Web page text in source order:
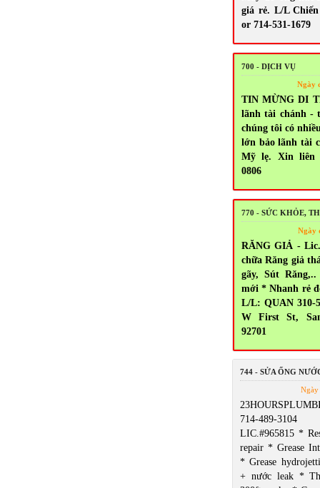
giá rẻ. L/L Chiến
or 714-531-1679
700 - DỊCH VỤ
Ngày
TIN MỪNG DI
lãnh tài chánh -
chúng tôi có
lớn bảo lãnh tài
Mỹ lẹ. Xin liên
0806
770 - SỨC KHỎE,
Ngày
RĂNG GIẢ -
chữa Răng giả
gãy, Sút
mới * Nhanh rẻ
L/L: QUAN 310-
W First St,
92701
744 - SỬA ỐNG
Ngày
714-489-3104
LIC.#965815 *
repair * Grease
* Grease
+ nước leak *